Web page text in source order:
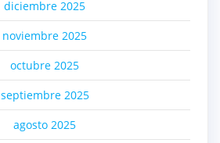
diciembre 2025
noviembre 2025
octubre 2025
septiembre 2025
agosto 2025